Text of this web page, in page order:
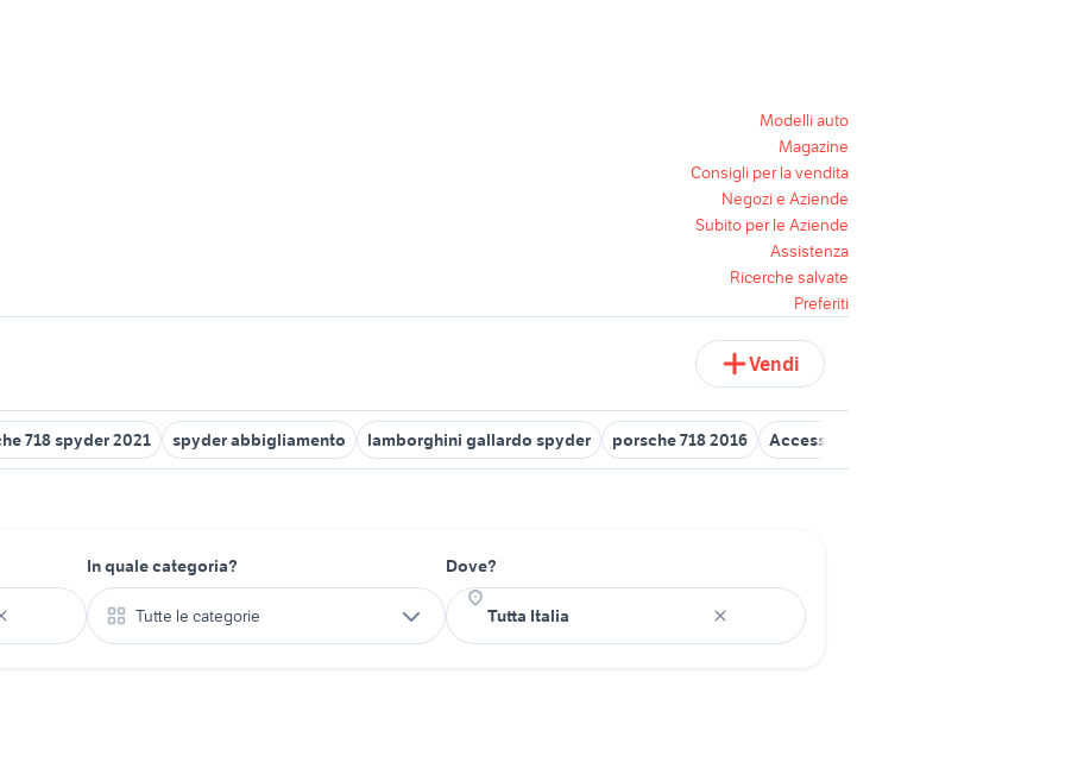
Modelli auto
Magazine
Consigli per la vendita
Negozi e Aziende
Subito per le Aziende
Assistenza
Ricerche salvate
Preferiti
Vendi
718 spyder 2021 spyder abbigliamento lamborghini gallardo spyder porsche 718 2016 Accessori Spyder
In quale categoria?
Tutte le categorie
Dove?